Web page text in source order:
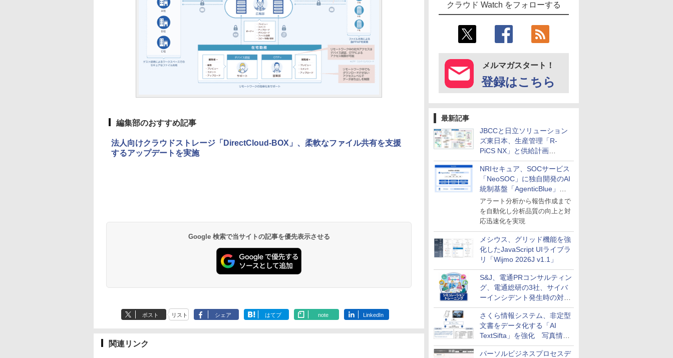
クラウド Watch をフォローする
メルマガスタート！
登録はこちら
最新記事
JBCCと日立ソリューション
ズ東日本、生産管理「R-
PiCS NX」と供給計画
「scSQUARE ISP」の連携サ
ービスを提供開始
NRIセキュア、SOCサービス
「NeoSOC」に独自開発のAI
統制基盤「AgenticBlue」を
導入
アラート分析から報告作成まで
を自動化し分析品質の向上と対
応迅速化を実現
メシウス、グリッド機能を強
化したJavaScript UIライブラ
リ「Wijmo 2026J v1.1」
S&J、電通PRコンサルティン
グ、電通総研の3社、サイバ
ーインシデント発生時の対応
と危機管理広報を一体的に訓
練するプログラムを提供
さくら情報システム、非定型
文書をデータ化する「AI
TextSifta」を強化 写真情報
のデータ化などに対応
パーソルビジネスプロセスデ
編集部のおすすめ記事
法人向けクラウドストレージ「DirectCloud-BOX」、柔軟なファイル共有を支援
するアップデートを実施
Google 検索で当サイトの記事を優先表示させる
ポスト リスト シェア はてブ note LinkedIn
関連リンク